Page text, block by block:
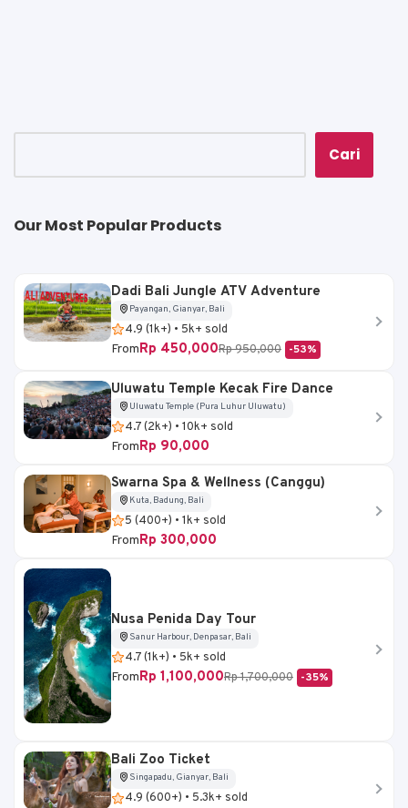
p o
k
k Cari
Our Most Popular Products
Dadi Bali Jungle ATV Adventure
Payangan, Gianyar, Bali
4.9 (1k+) • 5k+ sold
FromRp 450,000Rp 950,000 -53%
Uluwatu Temple Kecak Fire Dance
Uluwatu Temple (Pura Luhur Uluwatu)
4.7 (2k+) • 10k+ sold
FromRp 90,000
Swarna Spa & Wellness (Canggu)
Kuta, Badung, Bali
5 (400+) • 1k+ sold
FromRp 300,000
Nusa Penida Day Tour
Sanur Harbour, Denpasar, Bali
4.7 (1k+) • 5k+ sold
FromRp 1,100,000Rp 1,700,000 -35%
Bali Zoo Ticket
Singapadu, Gianyar, Bali
4.9 (600+) • 5.3k+ sold